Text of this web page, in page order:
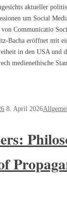
aktueller
um Social
von Communicatio
Bacha eröffnet mit
in den USA und
medienethische
8. April 2026